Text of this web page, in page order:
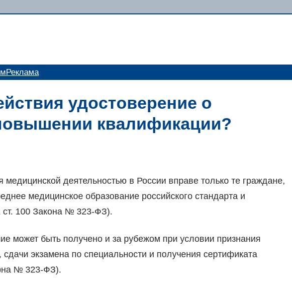
Реклама
удостоверение о
квалификации?
медицинской деятельностью в России вправе только те граждане,
медицинское образование российского стандарта и
ст. 100 Закона № 323-ФЗ).
может быть получено и за рубежом при условии признания
экзамена по специальности и получения сертификата
№ 323-ФЗ).